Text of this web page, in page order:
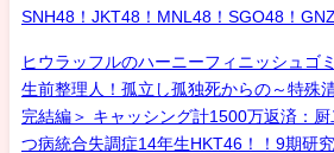
SNH48！JKT48！MNL48！SGO48！
ヒウラッフルのハーニーフィニッシュゴ
生前整理人！孤立し孤独死からの～特殊
完結編＞ キャッシング計1500万返済：
つ病統合失調症14年生HKT46！！9期研